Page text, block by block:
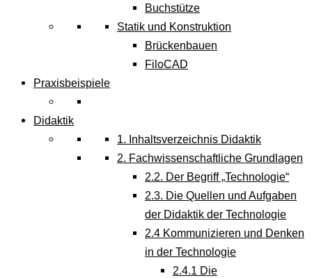
Buchstütze
Statik und Konstruktion
Brückenbauen
FiloCAD
Praxisbeispiele
Didaktik
1. Inhaltsverzeichnis Didaktik
2. Fachwissenschaftliche Grundlagen
2.2. Der Begriff „Technologie“
2.3. Die Quellen und Aufgaben
der Didaktik der Technologie
2.4 Kommunizieren und Denken
in der Technologie
2.4.1 Die